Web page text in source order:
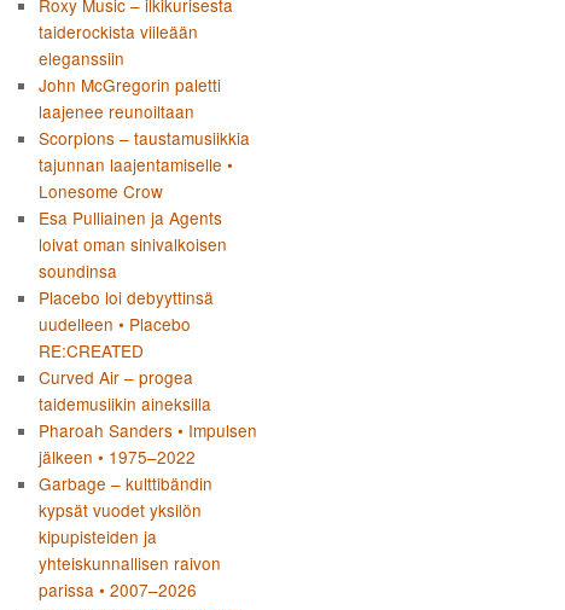
Roxy Music – ilkikurisesta
taiderockista viileään
eleganssiin
John McGregorin paletti
laajenee reunoiltaan
Scorpions – taustamusiikkia
tajunnan laajentamiselle •
Lonesome Crow
Esa Pulliainen ja Agents
loivat oman sinivalkoisen
soundinsa
Placebo loi debyyttinsä
uudelleen • Placebo
RE:CREATED
Curved Air – progea
taidemusiikin aineksilla
Pharoah Sanders • Impulsen
jälkeen • 1975–2022
Garbage – kulttibändin
kypsät vuodet yksilön
kipupisteiden ja
yhteiskunnallisen raivon
parissa • 2007–2026